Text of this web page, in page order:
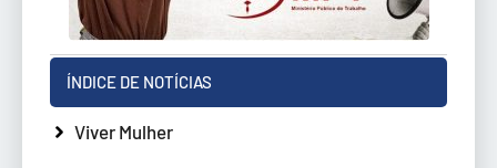
ÍNDICE DE NOTÍCIAS
Viver Mulher